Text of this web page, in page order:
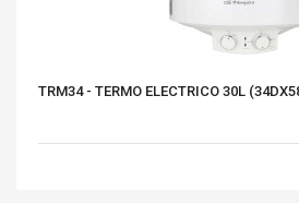
TRM34 - TERMO ELECTRICO 30L